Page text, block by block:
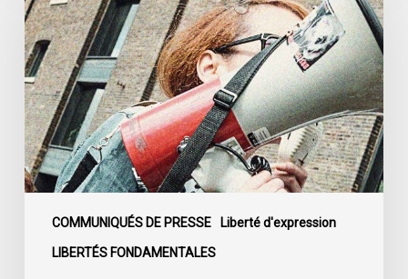
COMMUNIQUÉS DE PRESSE Liberté d'expression
LIBERTÉS FONDAMENTALES
joint
à
la
déclaration
de
la
société
civile
l’adoption